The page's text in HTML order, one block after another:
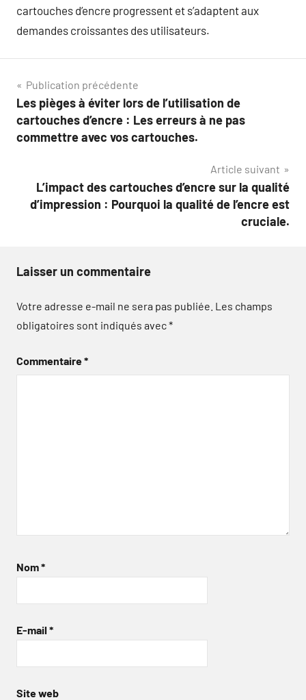
cartouches d’encre progressent et s’adaptent aux
demandes croissantes des utilisateurs.
Navigation
de
l’article
Publication précédente
Les pièges à éviter lors de l’utilisation de
cartouches d’encre : Les erreurs à ne pas
commettre avec vos cartouches.
Article suivant
L’impact des cartouches d’encre sur la qualité
d’impression : Pourquoi la qualité de l’encre est
cruciale.
Laisser un commentaire
Votre adresse e-mail ne sera pas publiée. Les champs
obligatoires sont indiqués avec*
Commentaire*
Nom*
E-mail *
Site web